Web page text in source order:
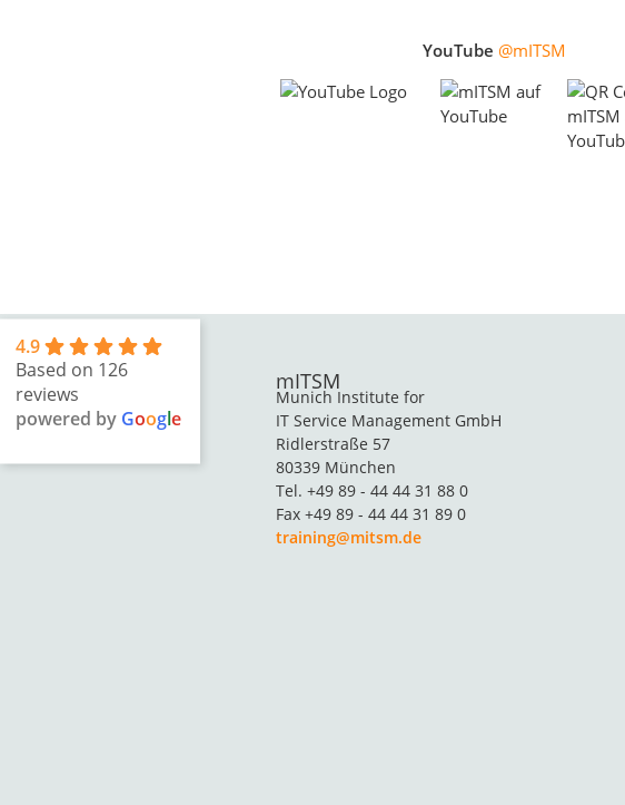
YouTube @mITSM
4.9
Based on 126
reviews
powered by Google
mITSM
Munich Institute for
IT Service Management GmbH
Ridlerstraße 57
80339 München
Tel. +49 89 - 44 44 31 88 0
Fax +49 89 - 44 44 31 89 0
training@mitsm.de